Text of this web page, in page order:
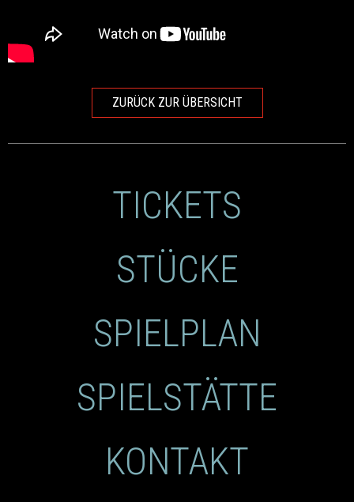
ZURÜCK ZUR ÜBERSICHT
TICKETS
STÜCKE
SPIELPLAN
SPIELSTÄTTE
KONTAKT